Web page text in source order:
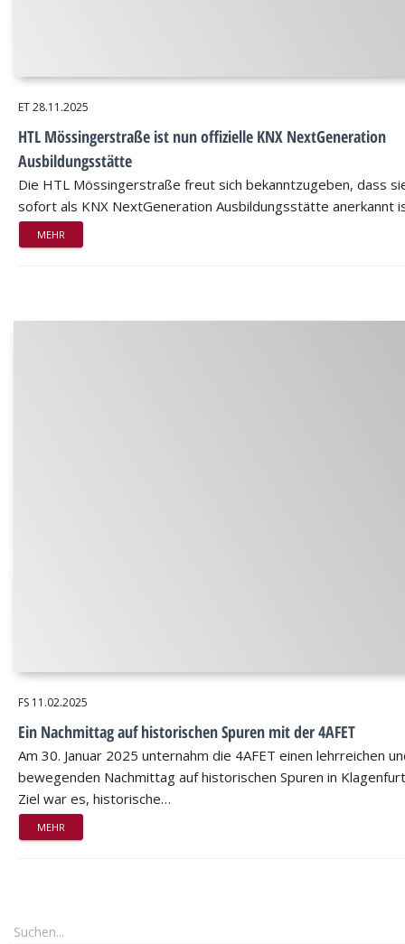
ET28.11.2025
HTL Mössingerstraße ist nun offizielle KNX NextGeneration
Ausbildungsstätte
Die HTL Mössingerstraße freut sich bekanntzugeben, dass
sofort als KNX NextGeneration Ausbildungsstätte anerkannt
MEHR
FS 11.02.2025
Ein Nachmittag auf historischen Spuren mit der 4AFET
Am 30. Januar 2025 unternahm die 4AFET einen lehrreichen
bewegenden Nachmittag auf historischen Spuren in
Ziel war es, historische…
MEHR